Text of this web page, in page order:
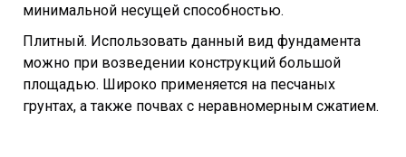
минимальной несущей способностью.
Плитный. Использовать данный вид фундамента
можно при возведении конструкций большой
площадью. Широко применяется на песчаных
грунтах, а также почвах с неравномерным сжатием.